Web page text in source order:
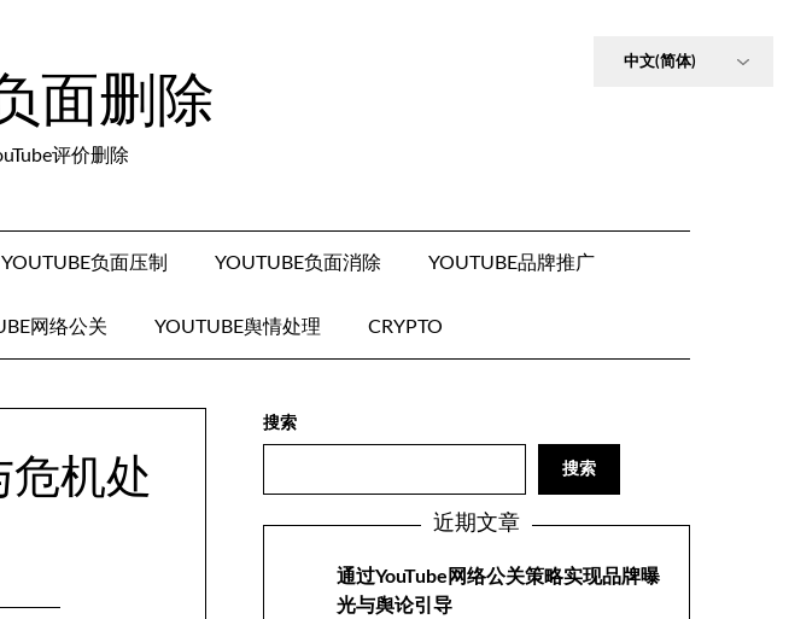
面删除
评价删除
YOUTUBE负面压制 YOUTUBE负面消除 YOUTUBE品牌推广
网络公关 YOUTUBE舆情处理 CRYPTO
机处
搜索
搜索
近期文章
通过YouTube网络公关策略实现品牌曝
光与舆论引导